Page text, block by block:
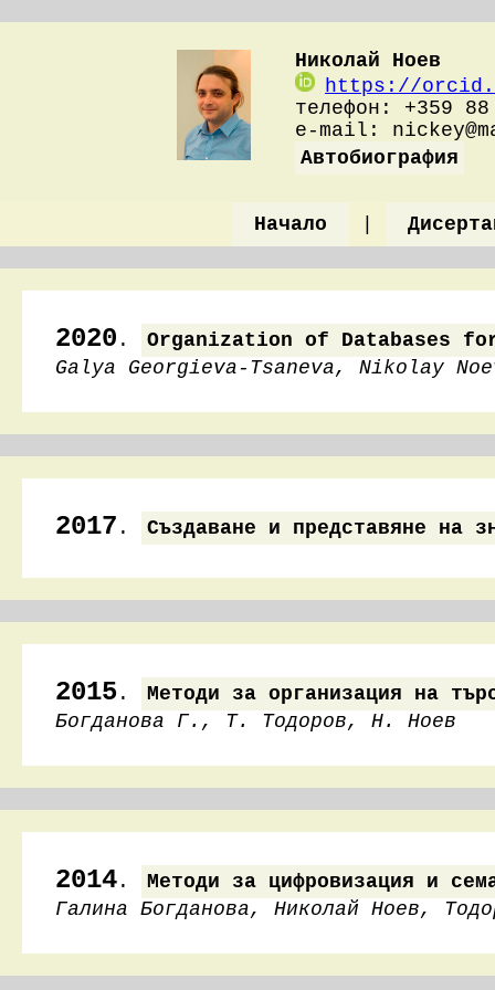
Николай Ноев
https://
телефон: +359
e-mail:
Автобиография
Начало
2020 .
Organization of Databases
Galya Georgieva-Tsaneva, Nikolay
2017 . Създаване и представяне на
2015 .
Методи за организация на
Богданова Г., Т. Тодоров, Н. Ноев
2014 .
Методи за цифровизация и
Галина Богданова, Николай Ноев,